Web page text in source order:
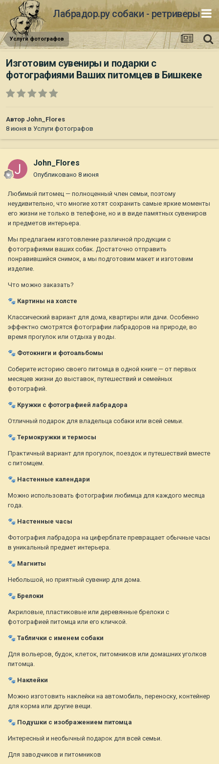
Лабрадор.ру собаки - ретриверы
Услуги фотографов
Изготовим сувениры и подарки с
фотографиями Ваших питомцев в Бишкеке
Автор John_Flores
8 июня в Услуги фотографов
John_Flores
Опубликовано 8 июня
Любимый питомец — полноценный член семьи, поэтому
неудивительно, что многие хотят сохранить самые яркие моменты
его жизни не только в телефоне, но и в виде памятных сувениров
и предметов интерьера.
Мы предлагаем изготовление различной продукции с
фотографиями ваших собак. Достаточно отправить
понравившийся снимок, а мы подготовим макет и изготовим
изделие.
Что можно заказать?
🐾 Картины на холсте
Классический вариант для дома, квартиры или дачи. Особенно
эффектно смотрятся фотографии лабрадоров на природе, во
время прогулок или отдыха у воды.
🐾 Фотокниги и фотоальбомы
Соберите историю своего питомца в одной книге — от первых
месяцев жизни до выставок, путешествий и семейных
фотографий.
🐾 Кружки с фотографией лабрадора
Отличный подарок для владельца собаки или всей семьи.
🐾 Термокружки и термосы
Практичный вариант для прогулок, поездок и путешествий вместе
с питомцем.
🐾 Настенные календари
Можно использовать фотографии любимца для каждого месяца
года.
🐾 Настенные часы
Фотография лабрадора на циферблате превращает обычные часы
в уникальный предмет интерьера.
🐾 Магниты
Небольшой, но приятный сувенир для дома.
🐾 Брелоки
Акриловые, пластиковые или деревянные брелоки с
фотографией питомца или его кличкой.
🐾 Таблички с именем собаки
Для вольеров, будок, клеток, питомников или домашних уголков
питомца.
🐾 Наклейки
Можно изготовить наклейки на автомобиль, переноску, контейнер
для корма или другие вещи.
🐾 Подушки с изображением питомца
Интересный и необычный подарок для всей семьи.
Для заводчиков и питомников